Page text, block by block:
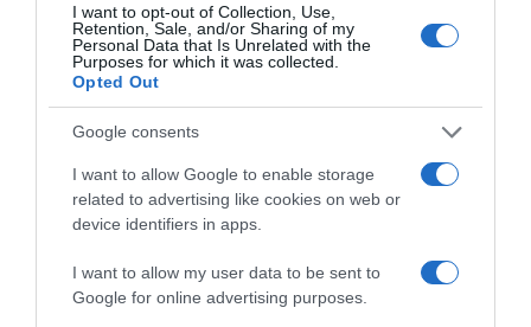
I want to opt-out of Collection, Use,
Retention, Sale, and/or Sharing of my
Personal Data that Is Unrelated with the
Purposes for which it was collected.
Opted Out
Google consents
I want to allow Google to enable storage
related to advertising like cookies on web or
device identifiers in apps.
I want to allow my user data to be sent to
Google for online advertising purposes.
HASONLÓ BEJEGYZÉSEK